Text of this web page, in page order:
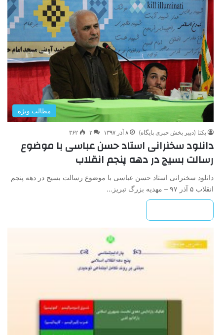
مطالب ویژه
یکتا (دبیر بخش خبری پایگاه) ۸ آذر ۱۳۹۷ ۲ ۳۶۲
دانلود سخنرانی استاد حسن عباسی با موضوع
رسالت بسیج در دهه پنجم انقلاب
دانلود سخنرانی استاد حسن عباسی با موضوع رسالت بسیج در دهه پنجم
انقلاب ۵ آذر ۹۷ – مهدیه بزرگ تبریز…